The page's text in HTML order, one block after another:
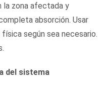
la zona afectada y
absorción. Usar
según sea necesario.
del sistema